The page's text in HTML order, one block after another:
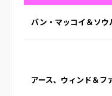
バン・マッコイ＆ソウ
アース、ウィンド＆フ